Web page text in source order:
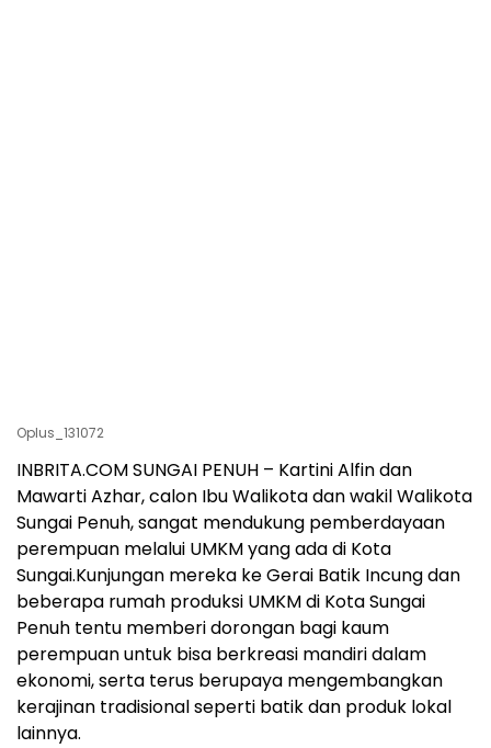
Oplus_131072
INBRITA.COM SUNGAI PENUH – Kartini Alfin dan
Mawarti Azhar, calon Ibu Walikota dan wakil Walikota
Sungai Penuh, sangat mendukung pemberdayaan
perempuan melalui UMKM yang ada di Kota
Sungai.Kunjungan mereka ke Gerai Batik Incung dan
beberapa rumah produksi UMKM di Kota Sungai
Penuh tentu memberi dorongan bagi kaum
perempuan untuk bisa berkreasi mandiri dalam
ekonomi, serta terus berupaya mengembangkan
kerajinan tradisional seperti batik dan produk lokal
lainnya.